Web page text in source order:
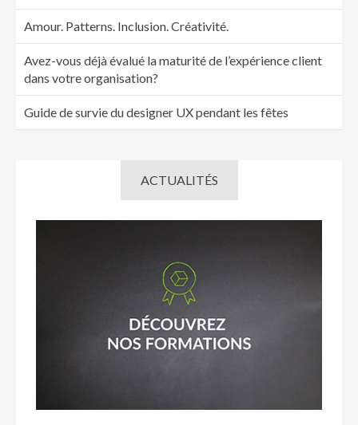
Amour. Patterns. Inclusion. Créativité.
Avez-vous déjà évalué la maturité de l’expérience client
dans votre organisation?
Guide de survie du designer UX pendant les fêtes
ACTUALITÉS